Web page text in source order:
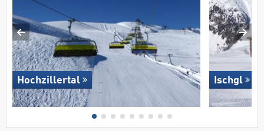
Hochzillertal Ischgl